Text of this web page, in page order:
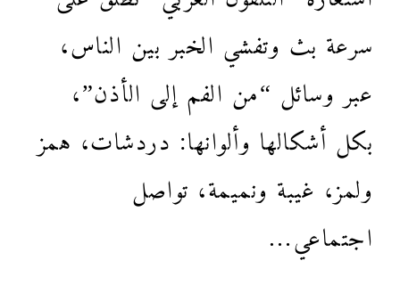
سرعة بث وتفشي الخبر بين الناس،
عبر وسائل “من الفم إلى الأذن”،
بكل أشكالها وألوانها: دردشات، همز
ولمز، غيبة ونميمة، تواصل
اجتماعي…